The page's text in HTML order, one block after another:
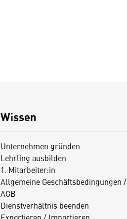
Wissen
Unternehmen gründen
Lehrling ausbilden
1. Mitarbeiter:in
Allgemeine Geschäftsbedingungen /
AGB
Dienstverhältnis beenden